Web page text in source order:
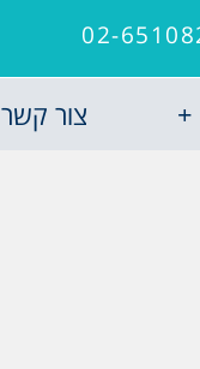
02-
צור קשר